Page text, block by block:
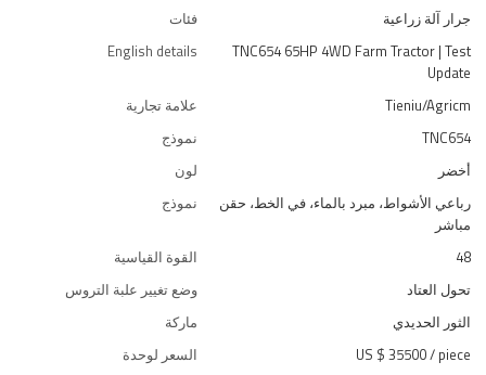
فئات
جرار آلة زراعية
English details
TNC654 65HP 4WD Farm Tractor | Test
Update
علامة تجارية
Tieniu/Agricm
نموذج
TNC654
لون
أخضر
نموذج
رباعي الأشواط، مبرد بالماء، في الخط، حقن
مباشر
القوة القياسية
48
وضع تغيير علبة التروس
تحول العتاد
ماركة
الثور الحديدي
السعر لوحدة
US $ 35500/ piece